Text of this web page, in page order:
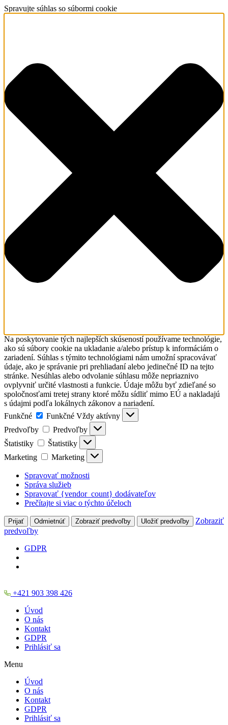
Spravujte súhlas so súbormi cookie
Na poskytovanie tých najlepších skúseností používame technológie,
ako sú súbory cookie na ukladanie a/alebo prístup k informáciám o
zariadení. Súhlas s týmito technológiami nám umožní spracovávať
údaje, ako je správanie pri prehliadaní alebo jedinečné ID na tejto
stránke. Nesúhlas alebo odvolanie súhlasu môže nepriaznivo
ovplyvniť určité vlastnosti a funkcie. Údaje môžu byť zdieľané so
spoločnosťami tretej strany ktoré môžu sídliť mimo EÚ a nakladajú
s údajmi podľa lokálnych zákonov a nariadení.
Funkčné
Funkčné Vždy aktívny
Predvoľby
Predvoľby
Štatistiky
Štatistiky
Marketing
Marketing
Spravovať možnosti
Správa služieb
Spravovať {vendor_count} dodávateľov
Prečítajte si viac o týchto účeloch
Prijať Odmietnúť Zobraziť predvoľby Uložiť predvoľby
Zobraziť
predvoľby
GDPR
+421 903 398 426
Úvod
O nás
Kontakt
GDPR
Prihlásiť sa
Menu
Úvod
O nás
Kontakt
GDPR
Prihlásiť sa